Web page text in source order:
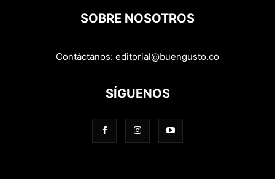
SOBRE NOSOTROS
Contáctanos: editorial@buengusto.co
SÍGUENOS